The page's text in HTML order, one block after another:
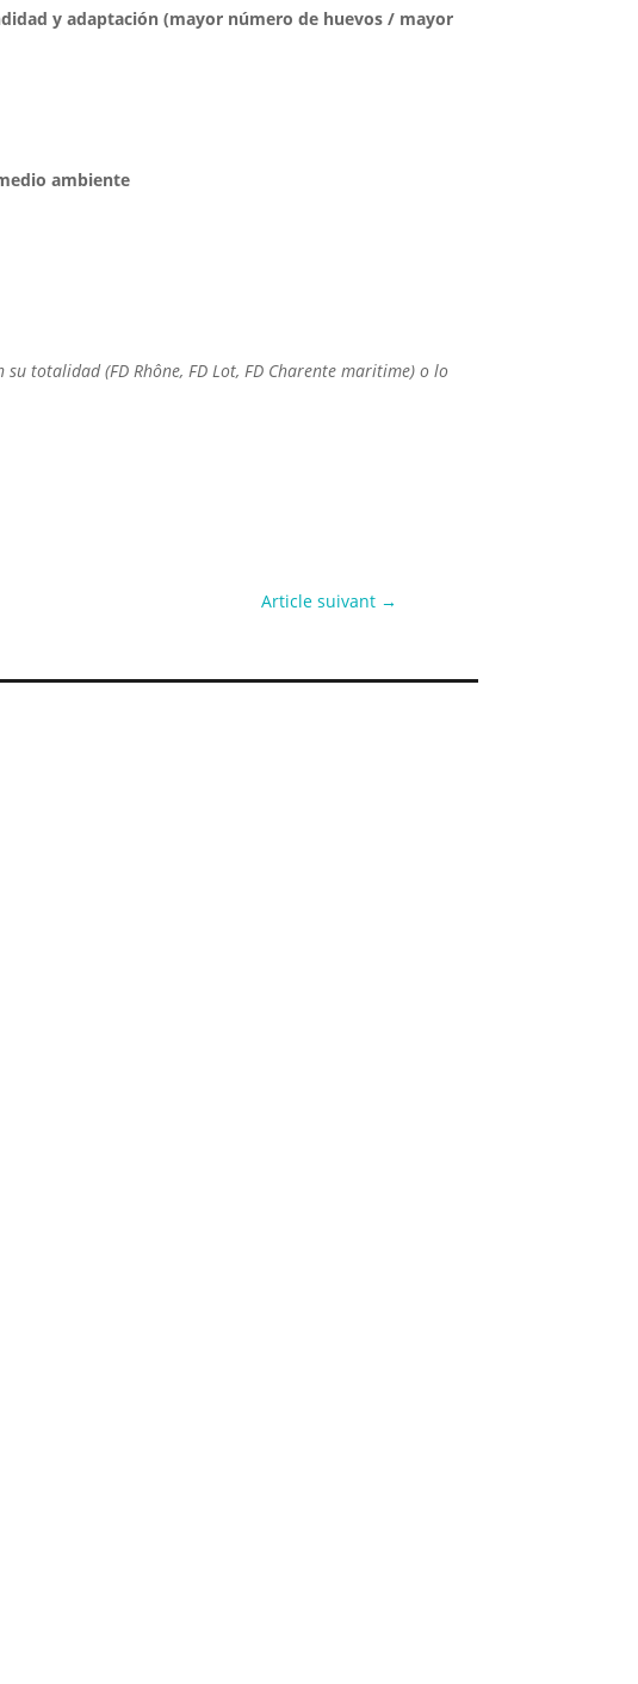
y adaptación (mayor número de huevos / mayor
ambiente
totalidad (FD Rhône, FD Lot, FD Charente maritime) o lo
Article suivant →